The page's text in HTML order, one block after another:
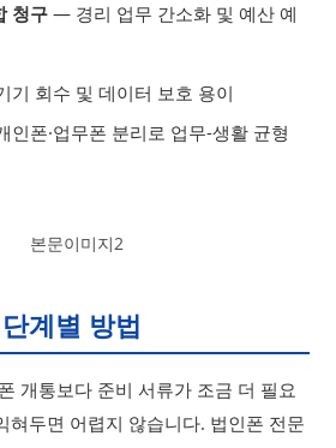
청구 — 경리 업무 간소화 및 예산 예
회수 및 데이터 보호 용이
폰·업무폰 분리로 업무-생활 균형
계별 방법
개통보다 준비 서류가 조금 더 필요
혀두면 어렵지 않습니다. 법인폰 전문